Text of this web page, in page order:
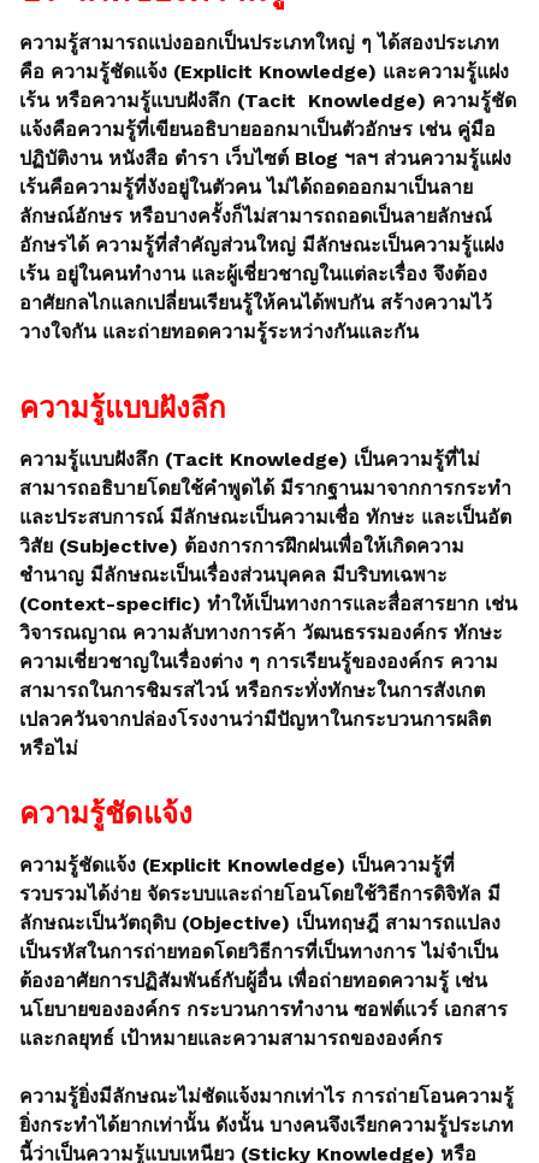
ความรู้สามารถแบ่งออกเป็นประเภทใหญ่ ๆ ได้สองประเภท
คือ ความรู้ชัดแจ้ง (Explicit Knowledge) และความรู้แฝง
เร้น หรือความรู้แบบฝังลึก (Tacit Knowledge) ความรู้ชัด
แจ้งคือความรู้ที่เขียนอธิบายออกมาเป็นตัวอักษร เช่น คู่มือ
ปฏิบัติงาน หนังสือ ตำรา เว็บไซต์ Blog ฯลฯ ส่วนความรู้แฝง
เร้นคือความรู้ที่งังอยู่ในตัวคน ไม่ได้ถอดออกมาเป็นลาย
ลักษณ์อักษร หรือบางครั้งก็ไม่สามารถถอดเป็นลายลักษณ์
อักษรได้ ความรู้ที่สำคัญส่วนใหญ่ มีลักษณะเป็นความรู้แฝง
เร้น อยู่ในคนทำงาน และผู้เชี่ยวชาญในแต่ละเรื่อง จึงต้อง
อาศัยกลไกแลกเปลี่ยนเรียนรู้ให้คนได้พบกัน สร้างความไว้
วางใจกัน และถ่ายทอดความรู้ระหว่างกันและกัน
ความรู้แบบฝังลึก
ความรู้แบบฝังลึก (Tacit Knowledge) เป็นความรู้ที่ไม่
สามารถอธิบายโดยใช้คำพูดได้ มีรากฐานมาจากการกระทำ
และประสบการณ์ มีลักษณะเป็นความเชื่อ ทักษะ และเป็นอัต
วิสัย (Subjective) ต้องการการฝึกฝนเพื่อให้เกิดความ
ชำนาญ มีลักษณะเป็นเรื่องส่วนบุคคล มีบริบทเฉพาะ
(Context-specific) ทำให้เป็นทางการและสื่อสารยาก เช่น
วิจารณญาณ ความลับทางการค้า วัฒนธรรมองค์กร ทักษะ
ความเชี่ยวชาญในเรื่องต่าง ๆ การเรียนรู้ขององค์กร ความ
สามารถในการชิมรสไวน์ หรือกระทั่งทักษะในการสังเกต
เปลวควันจากปล่องโรงงานว่ามีปัญหาในกระบวนการผลิต
หรือไม่
ความรู้ชัดแจ้ง
ความรู้ชัดแจ้ง (Explicit Knowledge) เป็นความรู้ที่
รวบรวมได้ง่าย จัดระบบและถ่ายโอนโดยใช้วิธีการดิจิทัล มี
ลักษณะเป็นวัตถุดิบ (Objective) เป็นทฤษฎี สามารถแปลง
เป็นรหัสในการถ่ายทอดโดยวิธีการที่เป็นทางการ ไม่จำเป็น
ต้องอาศัยการปฏิสัมพันธ์กับผู้อื่น เพื่อถ่ายทอดความรู้ เช่น
นโยบายขององค์กร กระบวนการทำงาน ซอฟต์แวร์ เอกสาร
และกลยุทธ์ เป้าหมายและความสามารถขององค์กร
ความรู้ยิ่งมีลักษณะไม่ชัดแจ้งมากเท่าไร การถ่ายโอนความรู้
ยิ่งกระทำได้ยากเท่านั้น ดังนั้น บางคนจึงเรียกความรู้ประเภท
นี้ว่าเป็นความรู้แบบเหนียว (Sticky Knowledge) หรือ